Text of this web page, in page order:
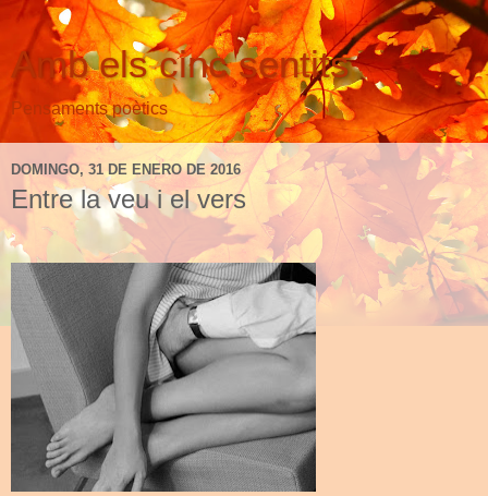
Amb els cinc sentits
Pensaments poètics
DOMINGO, 31 DE ENERO DE 2016
Entre la veu i el vers